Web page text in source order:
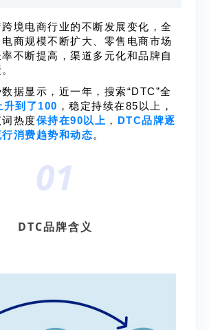
境电商行业的不断发展变化，全
商规模不断扩大、零售电商市场
不断提高，渠道多元化和品牌自
据显示，近一年，搜索“DTC”全
升到了100 ，稳定持续在85以上，
热度保持在90以上 ， DTC品牌逐
消费趋势和动态。
01
DTC品牌含义